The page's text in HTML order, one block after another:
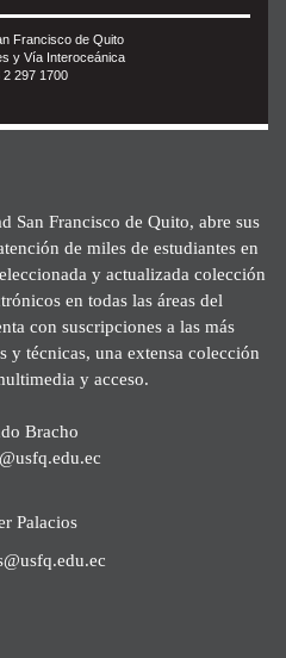
Francisco de Quito
y Vía Interoceánica
2 297 1700
San Francisco de Quito, abre sus
de miles de estudiantes en
y actualizada colección
en todas las áreas del
con suscripciones a las más
y técnicas, una extensa colección
y acceso.
Bracho
Palacios